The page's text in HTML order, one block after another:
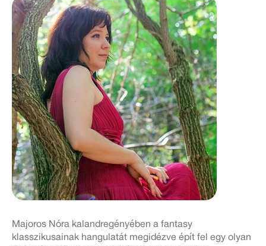
M ajoros Nóra kalandregényében a fantasy
klasszikusainak hangulatát megidézve épít fel egy olyan